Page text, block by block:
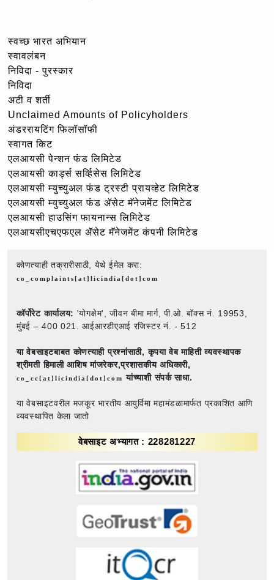
स्वच्छ भारत अभियान
स्वावलंबन
निविदा - पुरस्कार
निविदा
अटी व शर्ती
Unclaimed Amounts of Policyholders
अंडररायटिंग फिलॉसॉफी
स्वागत किट
एलआयसी पेन्शन फंड लिमिटेड
एलआयसी कार्ड्स सर्व्हिसेस लिमिटेड
एलआयसी म्युच्युअल फंड ट्रस्टी प्रायव्हेट लिमिटेड
एलआयसी म्युच्युअल फंड ॲसेट मॅनेजमेंट लिमिटेड
एलआयसी हाउसिंग फायनान्स लिमिटेड
एलआयसीएचएफएल ॲसेट मॅनेजमेंट कंपनी लिमिटेड
कोणत्याही तक्रारीसाठी, येथे ईमेल करा:
co_complaints[at]licindia[dot]com
कॉर्पोरेट कार्यालय: 'योगक्षेम', जीवन बीमा मार्ग, पी.ओ. बॉक्स नं. 19953,
मुंबई – 400 021. आईआरडीएआई रजिस्टर नं. - 512
या वेबसाइटबाबत कोणत्याही प्रश्नांसाठी, कृपया वेब माहिती व्यवस्थापक
श्रीमती हिमाली आशिष मांजरेकर,प्रशासकीय अधिकारी,
co_cc[at]licindia[dot]comयांच्याशी संपर्क साधा.
या वेबसाइटवरील मजकूर भारतीय आयुर्विमा महामंडळामार्फत प्रकाशित आणि
व्यवस्थापित केला जातो
वेबसाइट अभ्यागत : 228281227